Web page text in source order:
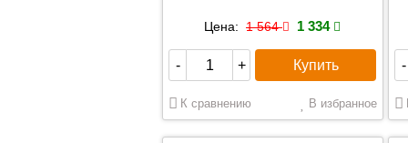
Цена: 1 564 1 334
- + Купить
К сравнению В избранное
-